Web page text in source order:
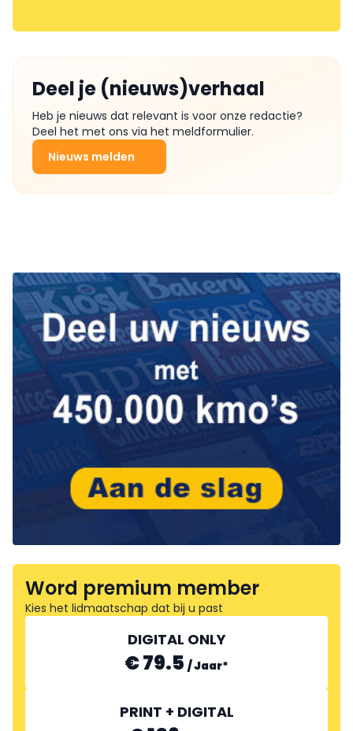
Deel je (nieuws)verhaal
Heb je nieuws dat relevant is voor onze redactie?
Deel het met ons via het meldformulier.
Nieuws melden
Word premium member
Kies het lidmaatschap dat bij u past
DIGITAL ONLY
€ 79.5 /Jaar*
PRINT + DIGITAL